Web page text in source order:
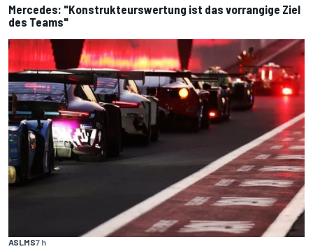
Mercedes: "Konstrukteurswertung ist das vorrangige Ziel
des Teams"
ASLMS7 h